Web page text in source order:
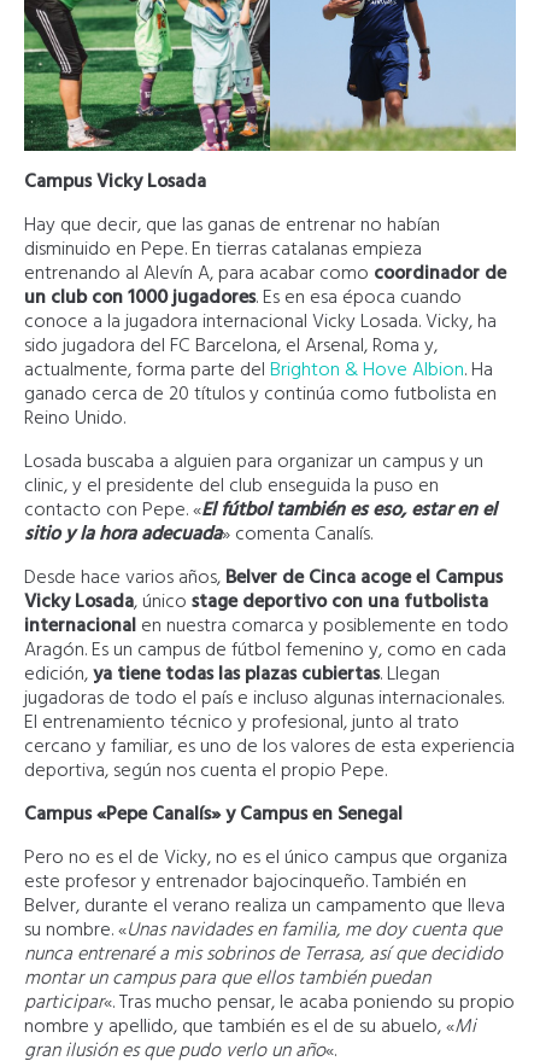
Campus Vicky Losada
Hay que decir, que las ganas de entrenar no habían
disminuido en Pepe. En tierras catalanas empieza
entrenando al Alevín A, para acabar como coordinador de
un club con 1000 jugadores. Es en esa época cuando
conoce a la jugadora internacional Vicky Losada. Vicky, ha
sido jugadora del FC Barcelona, el Arsenal, Roma y,
actualmente, forma parte delBrighton & Hove Albion. Ha
ganado cerca de 20 títulos y continúa como futbolista en
Reino Unido.
Losada buscaba a alguien para organizar un campus y un
clinic, y el presidente del club enseguida la puso en
contacto con Pepe. «El fútbol también es eso, estar en el
sitio y la hora adecuada» comenta Canalís.
Desde hace varios años,Belver de Cinca acoge el Campus
Vicky Losada, únicostage deportivo con una futbolista
internacionalen nuestra comarca y posiblemente en todo
Aragón. Es un campus de fútbol femenino y, como en cada
edición,ya tiene todas las plazas cubiertas. Llegan
jugadoras de todo el país e incluso algunas internacionales.
El entrenamiento técnico y profesional, junto al trato
cercano y familiar, es uno de los valores de esta experiencia
deportiva, según nos cuenta el propio Pepe.
Campus «Pepe Canalís» y Campus en Senegal
Pero no es el de Vicky, no es el único campus que organiza
este profesor y entrenador bajocinqueño. También en
Belver, durante el verano realiza un campamento que lleva
su nombre. «Unas navidades en familia, me doy cuenta que
nunca entrenaré a mis sobrinos de Terrasa, así que decidido
montar un campus para que ellos también puedan
participar«. Tras mucho pensar, le acaba poniendo su propio
nombre y apellido, que también es el de su abuelo, «Mi
gran ilusión es que pudo verlo un año«.